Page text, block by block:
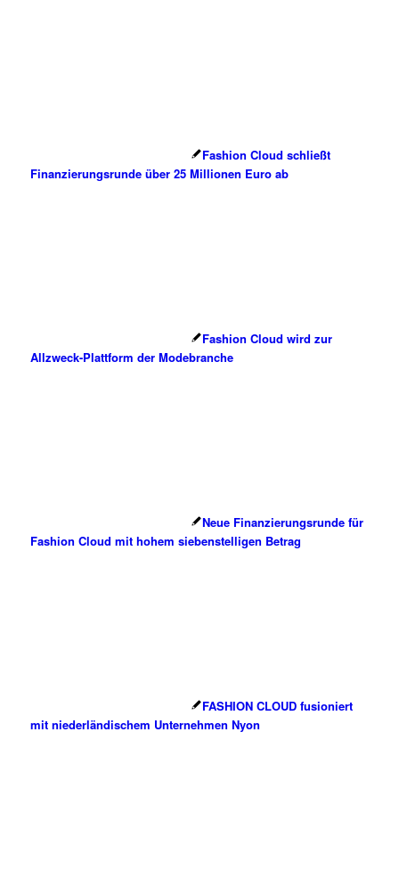
Fashion Cloud schließt
Finanzierungsrunde über 25 Millionen Euro ab
Fashion Cloud wird zur
Allzweck-Plattform der Modebranche
Neue Finanzierungsrunde für
Fashion Cloud mit hohem siebenstelligen Betrag
FASHION CLOUD fusioniert
mit niederländischem Unternehmen Nyon